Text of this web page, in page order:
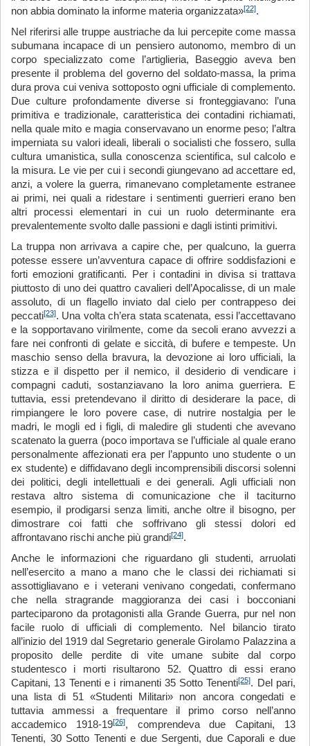
non abbia dominato la informe materia organizzata»[22].
Nel riferirsi alle truppe austriache da lui percepite come massa
subumana incapace di un pensiero autonomo, membro di un
corpo specializzato come l’artiglieria, Baseggio aveva ben
presente il problema del governo del soldato-massa, la prima
dura prova cui veniva sottoposto ogni ufficiale di complemento.
Due culture profondamente diverse si fronteggiavano: l’una
primitiva e tradizionale, caratteristica dei contadini richiamati,
nella quale mito e magia conservavano un enorme peso; l’altra
imperniata su valori ideali, liberali o socialisti che fossero, sulla
cultura umanistica, sulla conoscenza scientifica, sul calcolo e
la misura. Le vie per cui i secondi giungevano ad accettare ed,
anzi, a volere la guerra, rimanevano completamente estranee
ai primi, nei quali a ridestare i sentimenti guerrieri erano ben
altri processi elementari in cui un ruolo determinante era
prevalentemente svolto dalle passioni e dagli istinti primitivi.
La truppa non arrivava a capire che, per qualcuno, la guerra
potesse essere un’avventura capace di offrire soddisfazioni e
forti emozioni gratificanti. Per i contadini in divisa si trattava
piuttosto di uno dei quattro cavalieri dell’Apocalisse, di un male
assoluto, di un flagello inviato dal cielo per contrappeso dei
peccati[23]. Una volta ch’era stata scatenata, essi l’accettavano
e la sopportavano virilmente, come da secoli erano avvezzi a
fare nei confronti di gelate e siccità, di bufere e tempeste. Un
maschio senso della bravura, la devozione ai loro ufficiali, la
stizza e il dispetto per il nemico, il desiderio di vendicare i
compagni caduti, sostanziavano la loro anima guerriera. E
tuttavia, essi pretendevano il diritto di desiderare la pace, di
rimpiangere le loro povere case, di nutrire nostalgia per le
madri, le mogli ed i figli, di maledire gli studenti che avevano
scatenato la guerra (poco importava se l’ufficiale al quale erano
personalmente affezionati era per l’appunto uno studente o un
ex studente) e diffidavano degli incomprensibili discorsi solenni
dei politici, degli intellettuali e dei generali. Agli ufficiali non
restava altro sistema di comunicazione che il taciturno
esempio, il prodigarsi senza limiti, anche oltre il bisogno, per
dimostrare coi fatti che soffrivano gli stessi dolori ed
affrontavano rischi anche più grandi[24].
Anche le informazioni che riguardano gli studenti, arruolati
nell’esercito a mano a mano che le classi dei richiamati si
assottigliavano e i veterani venivano congedati, confermano
che nella stragrande maggioranza dei casi i bocconiani
parteciparono da protagonisti alla Grande Guerra, pur nel non
facile ruolo di ufficiali di complemento. Nel bilancio tirato
all’inizio del 1919 dal Segretario generale Girolamo Palazzina a
proposito delle perdite di vite umane subite dal corpo
studentesco i morti risultarono 52. Quattro di essi erano
Capitani, 13 Tenenti e i rimanenti 35 Sotto Tenenti[25]. Del pari,
una lista di 51 «Studenti Militari» non ancora congedati e
tuttavia ammessi a frequentare il primo corso nell’anno
accademico 1918-19[26], comprendeva due Capitani, 13
Tenenti, 30 Sotto Tenenti e due Sergenti, due Caporali e due